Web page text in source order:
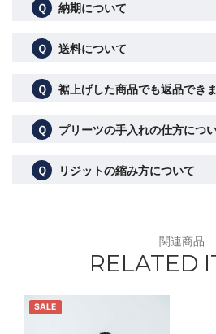
Ｑ 納期について
Ｑ 送料について
Ｑ 裾上げした商品でも返品でき
Ｑ プリーツの手入れの仕方につ
Ｑ リジットの縮み方について
関連商品
RELATED
SALE